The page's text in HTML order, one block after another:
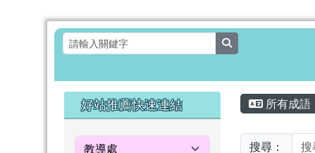
跳至主內容區
花蓮縣壽豐鄉月眉國民
左邊區域內容
好站推薦快速連結 主內容
所有成語
搜尋：
頁尾區域